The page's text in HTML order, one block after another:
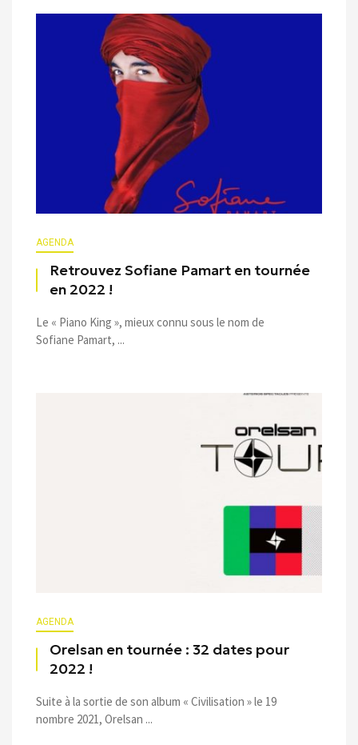
AGENDA
Retrouvez Sofiane Pamart en tournée
en 2022 !
Le « Piano King », mieux connu sous le nom de
Sofiane Pamart, ...
AGENDA
Orelsan en tournée : 32 dates pour
2022 !
Suite à la sortie de son album « Civilisation » le 19
nombre 2021, Orelsan ...